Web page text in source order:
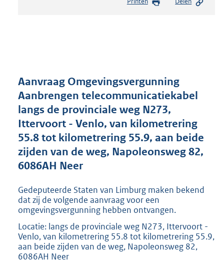
s
r
o
t
t
:
1
b
Aanvraag Omgevingsvergunning
Aanbrengen telecommunicatiekabel
langs de provinciale weg N273,
Ittervoort - Venlo, van kilometrering
55.8 tot kilometrering 55.9, aan beide
zijden van de weg, Napoleonsweg 82,
6086AH Neer
Gedeputeerde Staten van Limburg maken bekend
dat zij de volgende aanvraag voor een
omgevingsvergunning hebben ontvangen.
Locatie: langs de provinciale weg N273, Ittervoort -
Venlo, van kilometrering 55.8 tot kilometrering 55.9,
aan beide zijden van de weg, Napoleonsweg 82,
6086AH Neer